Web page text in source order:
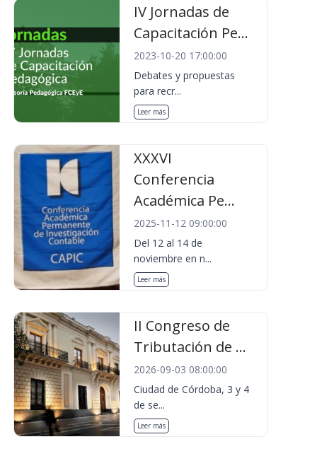
IV Jornadas de
Capacitación Pe...
2023-10-20 17:00:00
Debates y propuestas
para recr...
Leer más
XXXVI
Conferencia
Académica Pe...
2025-11-12 09:00:00
Del 12 al 14 de
noviembre en n...
Leer más
II Congreso de
Tributación de ...
2026-09-03 08:00:00
Ciudad de Córdoba, 3 y 4
de se...
Leer más